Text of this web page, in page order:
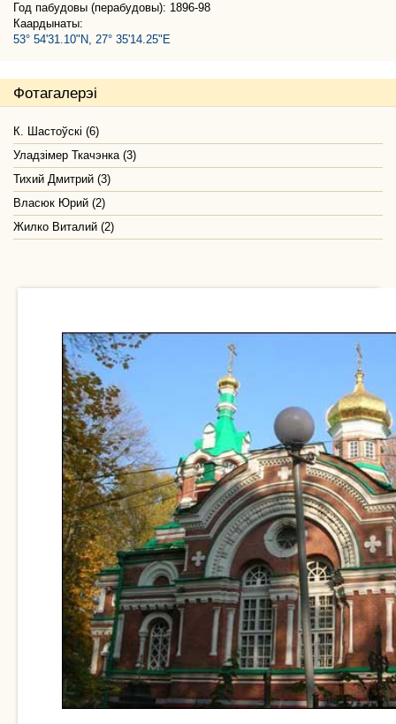
Год пабудовы (перабудовы): 1896-98
Каардынаты:
53° 54'31.10"N, 27° 35'14.25"E
Фотагалерэі
К. Шастоўскі (6)
Уладзімер Ткачэнка (3)
Тихий Дмитрий (3)
Власюк Юрий (2)
Жилко Виталий (2)